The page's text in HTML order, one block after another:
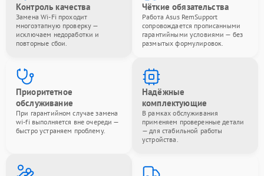
Контроль качества
Замена Wi-Fi проходит
многоэтапную проверку —
исключаем недоработки и
повторные сбои.
Чёткие обязательства
Работа Asus RemSupport
сопровождается прописанными
гарантийными условиями — без
размытых формулировок.
Приоритетное
обслуживание
При гарантийном случае замена
wi-fi выполняется вне очереди —
быстро устраняем проблему.
Надёжные
комплектующие
В рамках обслуживания
применяем проверенные детали
— для стабильной работы
устройства.